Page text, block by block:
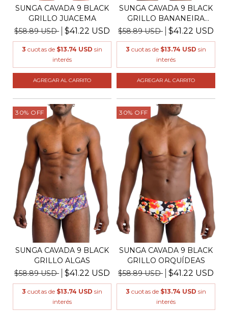
SUNGA CAVADA 9 BLACK
GRILLO JUACEMA
$58.89 USD
$41.22 USD
3 cuotas de $13.74 USD sin
interés
AGREGAR AL CARRITO
SUNGA CAVADA 9 BLACK
GRILLO BANANEIRA
NA...
$58.89 USD $41.22 USD
3 cuotas de $13.74 USD sin
interés
AGREGAR AL CARRITO
30% OFF
SUNGA CAVADA 9 BLACK
GRILLO ALGAS
$58.89 USD
$41.22 USD
3 cuotas de $13.74 USD sin
interés
30% OFF
SUNGA CAVADA 9 BLACK
GRILLO ORQUÍDEAS
$58.89 USD
$41.22 USD
3 cuotas de $13.74 USD sin
interés